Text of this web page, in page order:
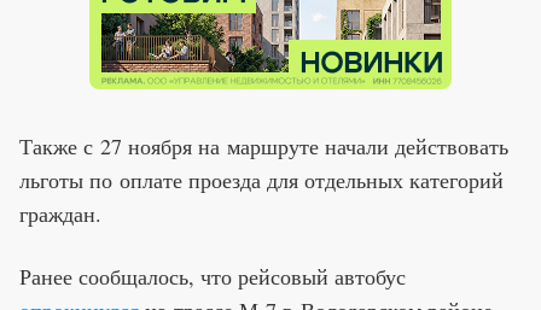
Также с 27 ноября на маршруте начали действовать
льготы по оплате проезда для отдельных категорий
граждан.
Ранее сообщалось, что рейсовый автобус